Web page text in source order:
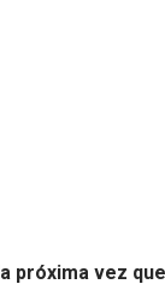
próxima vez